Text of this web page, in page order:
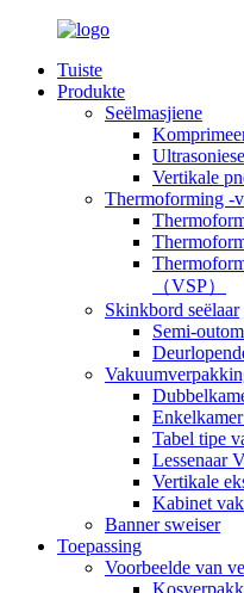
Tuiste
Produkte
Seëlmasjiene
Vertikale
Thermoforming -
（VSP）
Skinkbord seëlaar
Semi-
Tabel tipe
Lessenaar
Vertikale
Kabinet
Banner sweiser
Toepassing
Voorbeelde van